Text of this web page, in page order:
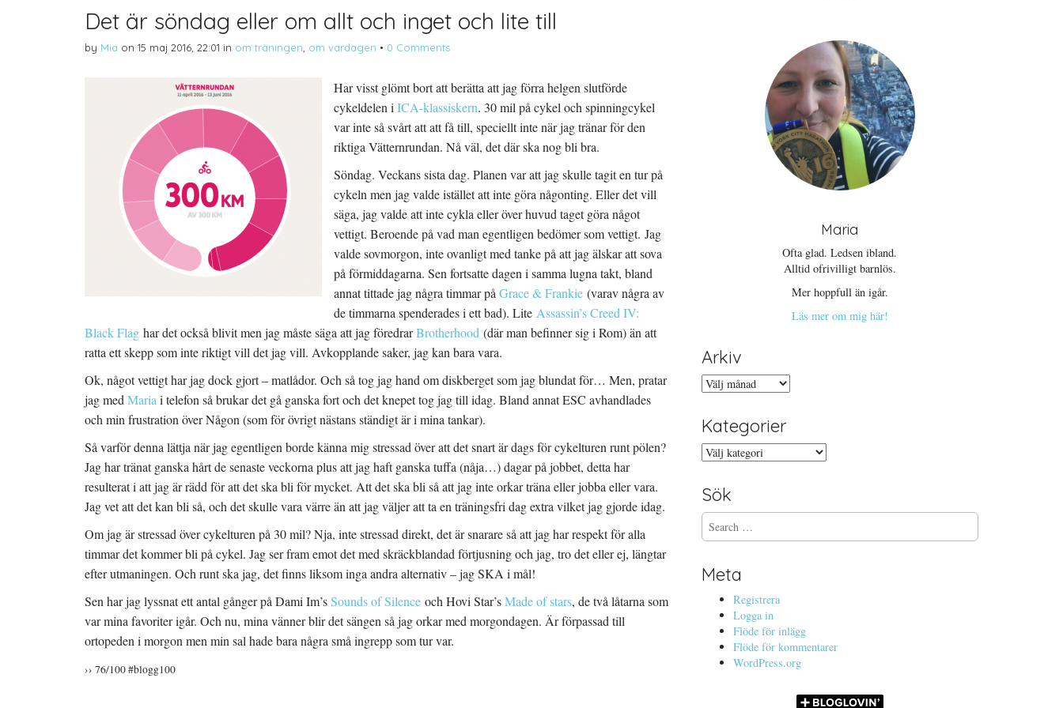
Det är söndag eller om allt och inget och lite till
by Mia on 15 maj 2016, 22:01 in om träningen om vardagen • 0 Comments
Har visst glömt bort att berätta att jag förra helgen slutförde
cykeldelen i ICA-klassiskern. 30 mil på cykel och spinningcykel
var inte så svårt att att få till, speciellt inte när jag tränar för den
riktiga Vätternrundan. Nå väl, det där ska nog bli bra.
Söndag. Veckans sista dag. Planen var att jag skulle tagit en tur på
cykeln men jag valde istället att inte göra någonting. Eller det vill
säga, jag valde att inte cykla eller över huvud taget göra något
vettigt. Beroende på vad man egentligen bedömer som vettigt. Jag
valde sovmorgon, inte ovanligt med tanke på att jag älskar att sova
på förmiddagarna. Sen fortsatte dagen i samma lugna takt, bland
annat tittade jag några timmar på Grace & Frankie (varav några av
de timmarna spenderades i ett bad). Lite Assassin’s Creed IV:
Black Flag har det också blivit men jag måste säga att jag föredrarBrotherhood (där man befinner sig i Rom) än att
ratta ett skepp som inte riktigt vill det jag vill. Avkopplande saker, jag kan bara vara.
Ok, något vettigt har jag dock gjort – matlådor. Och så tog jag hand om diskberget som jag blundat för… Men, pratar
jag med Maria i telefon så brukar det gå ganska fort och det knepet tog jag till idag. Bland annat ESC avhandlades
och min frustration över Någon (som för övrigt nästans ständigt är i mina tankar).
Så varför denna lättja när jag egentligen borde känna mig stressad över att det snart är dags för cykelturen runt pölen?
Jag har tränat ganska hårt de senaste veckorna plus att jag haft ganska tuffa (nåja…) dagar på jobbet, detta har
resulterat i att jag är rädd för att det ska bli för mycket. Att det ska bli så att jag inte orkar träna eller jobba eller vara.
Jag vet att det kan bli så, och det skulle vara värre än att jag väljer att ta en träningsfri dag extra vilket jag gjorde idag.
Om jag är stressad över cykelturen på 30 mil? Nja, inte stressad direkt, det är snarare så att jag har respekt för alla
timmar det kommer bli på cykel. Jag ser fram emot det med skräckblandad förtjusning och jag, tro det eller ej, längtar
efter utmaningen. Och runt ska jag, det finns liksom inga andra alternativ – jag SKA i mål!
Sen har jag lyssnat ett antal gånger på Dami Im’sSounds of Silence och Hovi Star’sMade of stars, de två låtarna som
var mina favoriter igår. Och nu, mina vänner blir det sängen så jag orkar med morgondagen. Är förpassad till
ortopeden i morgon men min sal hade bara några små ingrepp som tur var.
›› 76/100 #blogg100
Maria
Ofta glad. Ledsen ibland.
Alltid ofrivilligt barnlös.
Mer hoppfull än igår.
Läs mer om mig här!
Arkiv
Arkiv
Kategorier
Kategorier
Sök
S
e
r
cMeta
Registrera
Logga in
Flöde för inlägg
Flöde för kommentarer
WordPress.org